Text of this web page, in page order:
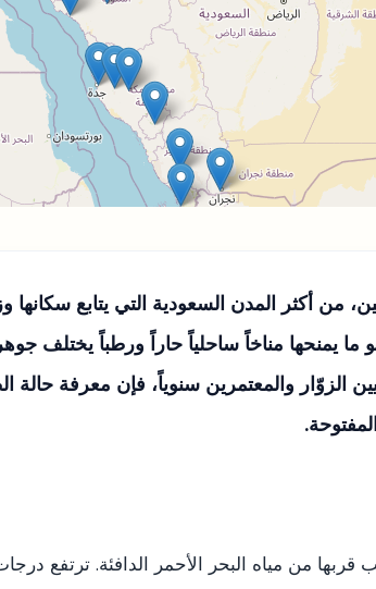
من أكثر المدن السعودية التي يتابع
يمنحها مناخاً ساحلياً حاراً ورطباً يختلف
الزوّار والمعتمرين سنوياً، فإن معرفة
من مياه البحر الأحمر الدافئة. ترتفع